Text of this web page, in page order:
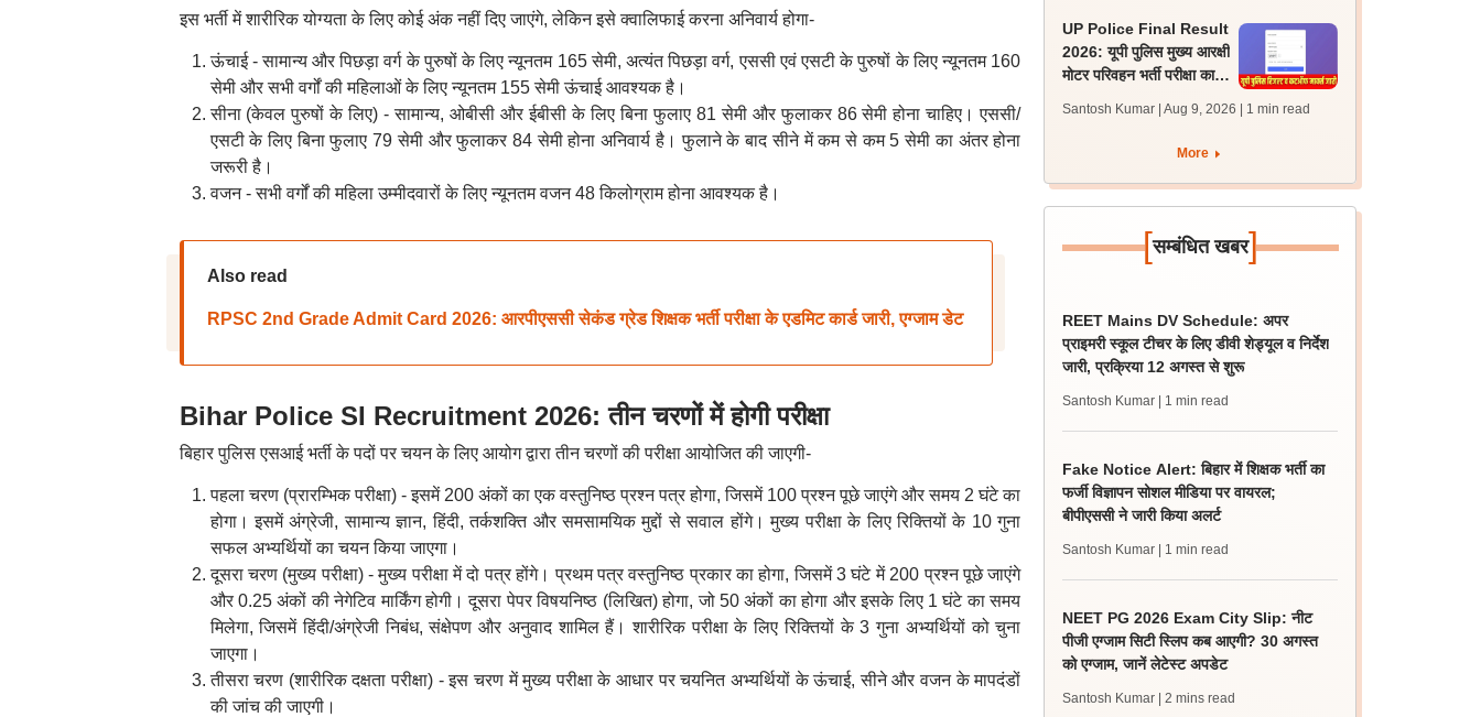
इस भर्ती में शारीरिक योग्यता के लिए कोई अंक नहीं दिए जाएंगे, लेकिन इसे क्वालिफाई करना अनिवार्य होगा-
ऊंचाई - सामान्य और पिछड़ा वर्ग के पुरुषों के लिए न्यूनतम 165 सेमी, अत्यंत पिछड़ा वर्ग, एससी एवं एसटी के पुरुषों के लिए न्यूनतम 160
सेमी और सभी वर्गों की महिलाओं के लिए न्यूनतम 155 सेमी ऊंचाई आवश्यक है।
सीना (केवल पुरुषों के लिए) - सामान्य, ओबीसी और ईबीसी के लिए बिना फुलाए 81 सेमी और फुलाकर 86 सेमी होना चाहिए। एससी/
एसटी के लिए बिना फुलाए 79 सेमी और फुलाकर 84 सेमी होना अनिवार्य है। फुलाने के बाद सीने में कम से कम 5 सेमी का अंतर होना
जरूरी है।
वजन - सभी वर्गों की महिला उम्मीदवारों के लिए न्यूनतम वजन 48 किलोग्राम होना आवश्यक है।
Also read
RPSC 2nd Grade Admit Card 2026: आरपीएससी सेकंड ग्रेड शिक्षक भर्ती परीक्षा के एडमिट कार्ड जारी, एग्जाम डेट
Bihar Police SI Recruitment 2026: तीन चरणों में होगी परीक्षा
बिहार पुलिस एसआई भर्ती के पदों पर चयन के लिए आयोग द्वारा तीन चरणों की परीक्षा आयोजित की जाएगी-
पहला चरण (प्रारम्भिक परीक्षा) - इसमें 200 अंकों का एक वस्तुनिष्ठ प्रश्न पत्र होगा, जिसमें 100 प्रश्न पूछे जाएंगे और समय 2 घंटे का
होगा। इसमें अंग्रेजी, सामान्य ज्ञान, हिंदी, तर्कशक्ति और समसामयिक मुद्दों से सवाल होंगे। मुख्य परीक्षा के लिए रिक्तियों के 10 गुना
सफल अभ्यर्थियों का चयन किया जाएगा।
दूसरा चरण (मुख्य परीक्षा) - मुख्य परीक्षा में दो पत्र होंगे। प्रथम पत्र वस्तुनिष्ठ प्रकार का होगा, जिसमें 3 घंटे में 200 प्रश्न पूछे जाएंगे
और 0.25 अंकों की नेगेटिव मार्किंग होगी। दूसरा पेपर विषयनिष्ठ (लिखित) होगा, जो 50 अंकों का होगा और इसके लिए 1 घंटे का समय
मिलेगा, जिसमें हिंदी/अंग्रेजी निबंध, संक्षेपण और अनुवाद शामिल हैं। शारीरिक परीक्षा के लिए रिक्तियों के 3 गुना अभ्यर्थियों को चुना
जाएगा।
तीसरा चरण (शारीरिक दक्षता परीक्षा) - इस चरण में मुख्य परीक्षा के आधार पर चयनित अभ्यर्थियों के ऊंचाई, सीने और वजन के मापदंडों
की जांच की जाएगी।
UP Police Final Result
2026: यूपी पुलिस मुख्य आरक्षी
मोटर परिवहन भर्ती परीक्षा का
Santosh Kumar | Aug 9, 2026 | 1 min read
More
[सम्बंधित खबर]
REET Mains DV Schedule: अपर
प्राइमरी स्कूल टीचर के लिए डीवी शेड्यूल व निर्देश
जारी, प्रक्रिया 12 अगस्त से शुरू
Santosh Kumar | 1 min read
Fake Notice Alert: बिहार में शिक्षक भर्ती का
फर्जी विज्ञापन सोशल मीडिया पर वायरल;
बीपीएससी ने जारी किया अलर्ट
Santosh Kumar | 1 min read
NEET PG 2026 Exam City Slip: नीट
पीजी एग्जाम सिटी स्लिप कब आएगी? 30 अगस्त
को एग्जाम, जानें लेटेस्ट अपडेट
Santosh Kumar | 2 mins read